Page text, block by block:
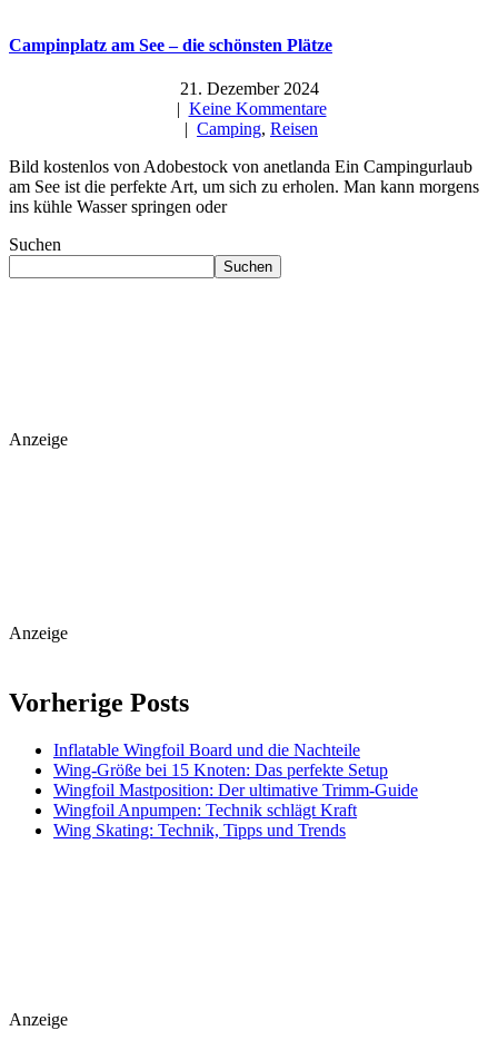
Campinplatz am See – die schönsten Plätze
21. Dezember 2024
| Keine Kommentare
| Camping, Reisen
Bild kostenlos von Adobestock von anetlanda Ein Campingurlaub
am See ist die perfekte Art, um sich zu erholen. Man kann morgens
ins kühle Wasser springen oder
Suchen
Suchen
Anzeige
Anzeige
Vorherige Posts
Inflatable Wingfoil Board und die Nachteile
Wing-Größe bei 15 Knoten: Das perfekte Setup
Wingfoil Mastposition: Der ultimative Trimm-Guide
Wingfoil Anpumpen: Technik schlägt Kraft
Wing Skating: Technik, Tipps und Trends
Anzeige